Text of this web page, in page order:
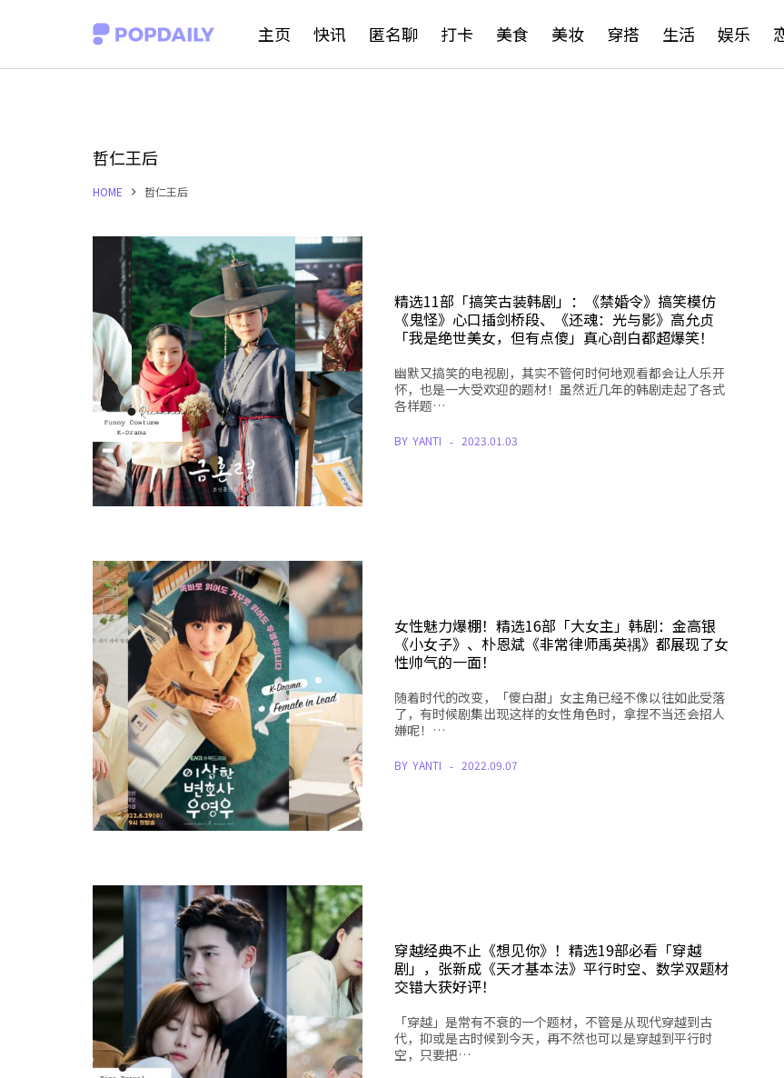
主页 快讯 匿名聊 打卡 美食 美妆 穿搭 生活 娱乐
哲仁王后
HOME 哲仁王后
精选11部「搞笑古装韩剧」：《禁婚令》搞笑模仿
《鬼怪》心口插剑桥段、《还魂：光与影》高允贞
「我是绝世美女，但有点傻」真心剖白都超爆笑！
幽默又搞笑的电视剧，其实不管何时何地观看都会让人乐开
怀，也是一大受欢迎的题材！虽然近几年的韩剧走起了各式
各样题…
BY YANTI 2023.01.03
女性魅力爆棚！精选16部「大女主」韩剧：金高银
《小女子》、朴恩斌《非常律师禹英禑》都展现了女
性帅气的一面！
随着时代的改变，「傻白甜」女主角已经不像以往如此受落
了，有时候剧集出现这样的女性角色时，拿捏不当还会招人
嫌呢！…
BY YANTI 2022.09.07
穿越经典不止《想见你》！精选19部必看「穿越
剧」，张新成《天才基本法》平行时空、数学双题材
交错大获好评！
「穿越」是常有不衰的一个题材，不管是从现代穿越到古
代，抑或是古时候到今天，再不然也可以是穿越到平行时
空，只要把…